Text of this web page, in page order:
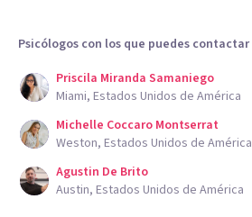
Psicólogos con los que puedes contactar
Priscila Miranda Samaniego
Miami, Estados Unidos de América
Michelle Coccaro Montserrat
Weston, Estados Unidos de América
Agustin De Brito
Austin, Estados Unidos de América